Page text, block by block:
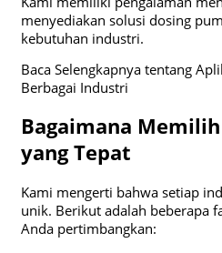
menyediakan solusi dosing
kebutuhan industri.
Baca Selengkapnya tentang
Berbagai Industri
Bagaimana
yang Tepat
Kami mengerti bahwa setiap
unik. Berikut adalah beberapa
Anda pertimbangkan: